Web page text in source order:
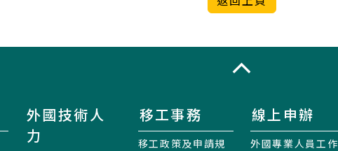
外國技術人
力
移工事務
移工政策及申請規
線上申辦
外國專業人員工作